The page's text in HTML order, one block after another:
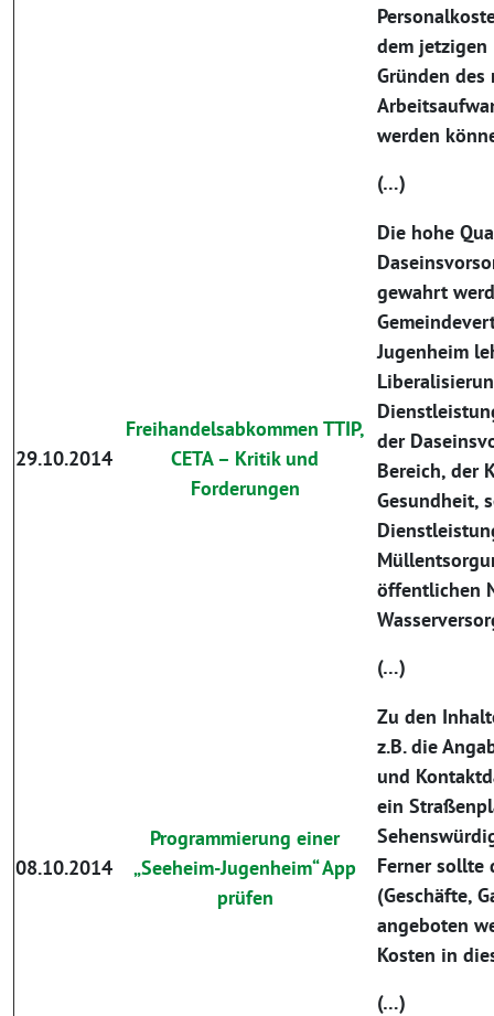
dem jetzigen
Gründen
werden
(…)
29.10.2014
Freihandelsabkommen TTIP,
CETA – Kritik und
Forderungen
Die hohe
gewahrt
Jugenheim
der
Bereich, der
Gesundheit,
öffentlichen
(…)
08.10.2014
Programmierung einer
„Seeheim-Jugenheim“ App
prüfen
Zu den
z.B. die
und
ein
Ferner sollte
(Geschäfte,
angeboten
Kosten in
(…)